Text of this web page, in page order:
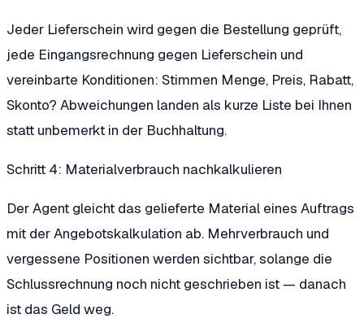
Jeder Lieferschein wird gegen die Bestellung geprüft,
jede Eingangsrechnung gegen Lieferschein und
vereinbarte Konditionen: Stimmen Menge, Preis, Rabatt,
Skonto? Abweichungen landen als kurze Liste bei Ihnen
statt unbemerkt in der Buchhaltung.
Schritt 4: Materialverbrauch nachkalkulieren
Der Agent gleicht das gelieferte Material eines Auftrags
mit der Angebotskalkulation ab. Mehrverbrauch und
vergessene Positionen werden sichtbar, solange die
Schlussrechnung noch nicht geschrieben ist — danach
ist das Geld weg.